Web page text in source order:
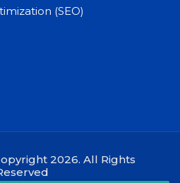
(SEO)
2026. All Rights